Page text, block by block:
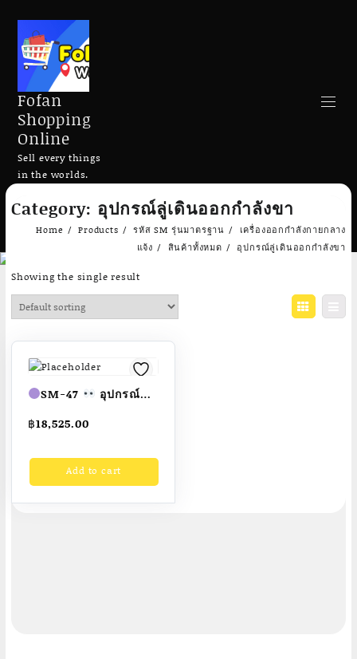
Skip
content
Fofan
Shopping
Online
Sell every things
in the worlds.
Search
Category: อุปกรณ์ลู่เดินออกกำลังขา
Home Products รหัส SM รุ่นมาตรฐาน
เครื่องออกกำลังกายกลาง
แจ้ง
สินค้าทั้งหมด อุปกรณ์ลู่เดินออกกำลังขา
Showing the single result
SM-47
อุปกรณ์ลู่
ขนาด 0.65
Fofansendai
฿18,525.00
Add to cart